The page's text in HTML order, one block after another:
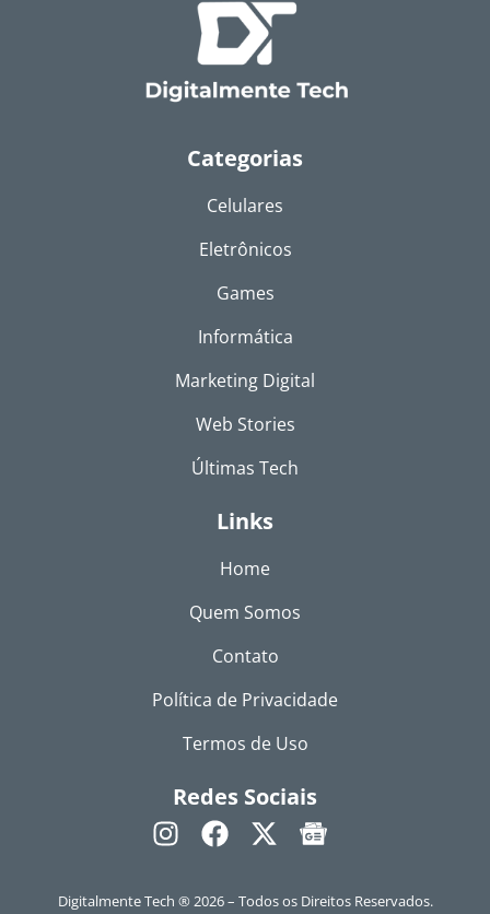
Categorias
Celulares
Eletrônicos
Games
Informática
Marketing Digital
Web Stories
Últimas Tech
Links
Home
Quem Somos
Contato
Política de Privacidade
Termos de Uso
Redes Sociais
Digitalmente Tech ® 2026 – Todos os Direitos Reservados.